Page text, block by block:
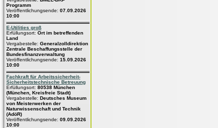
Programm
Veröffentlichungsende: 07.09.2026
10:00
E-Utilities groß
Erfüllungsort: Ort im betreffenden
Land
Vergabestelle: Generalzolldirektion
Zentrale Beschaffungsstelle der
Bundesfinanzverwaltung
Veröffentlichungsende: 15.09.2026
10:00
Fachkraft für Arbeitssicherheit-
Sicherheitstechnische Betreuung
Erfüllungsort: 80538 München
(München, Kreisfreie Stadt)
Vergabestelle: Deutsches Museum
von Meisterwerken der
Naturwissenschaft und Technik
(AdöR)
Veröffentlichungsende: 09.09.2026
10:00